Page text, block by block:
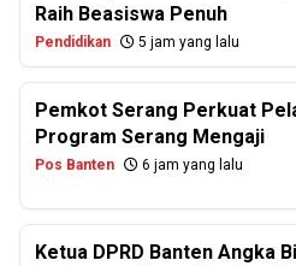
Raih Beasiswa Penuh
Pendidikan 5 jam yang lalu
Pemkot Serang Perkuat
Program Serang Mengaji
Pos Banten 6 jam yang lalu
Ketua DPRD Banten Angka